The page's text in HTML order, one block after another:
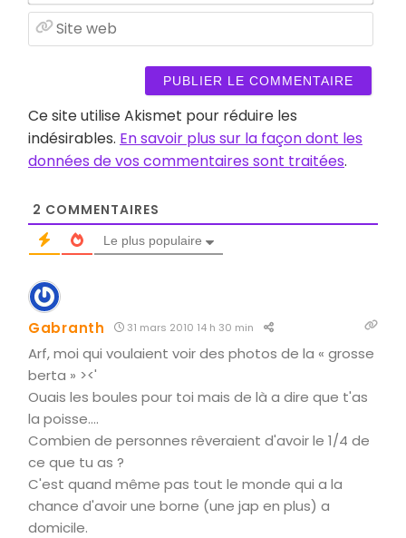
web
Ce site utilise Akismet pour réduire les
indésirables. En savoir plus sur la façon dont les
données de vos commentaires sont traitées.
2 COMMENTAIRES
Le plus populaire
Gabranth 31 mars 2010 14 h 30 min
Arf, moi qui voulaient voir des photos de la « grosse
berta » ><'
Ouais les boules pour toi mais de là a dire que t'as
la poisse….
Combien de personnes rêveraient d'avoir le 1/4 de
ce que tu as ?
C'est quand même pas tout le monde qui a la
chance d'avoir une borne (une jap en plus) a
domicile.